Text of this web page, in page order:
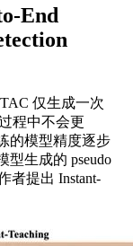
End
仅生成一次
程中不会更
的模型精度逐步
型生成的 pseudo
者提出 Instant-